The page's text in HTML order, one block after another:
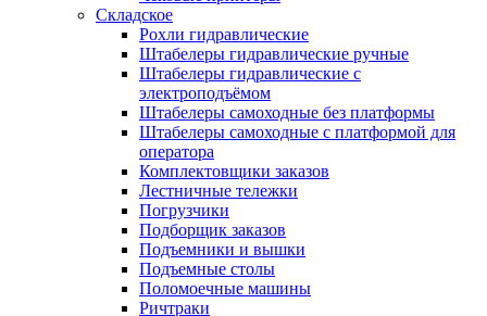
Складское
Рохли гидравлические
Штабелеры гидравлические ручные
Штабелеры гидравлические с
электроподъёмом
Штабелеры самоходные без платформы
Штабелеры самоходные с платформой для
оператора
Комплектовщики заказов
Лестничные тележки
Погрузчики
Подборщик заказов
Подъемники и вышки
Подъемные столы
Поломоечные машины
Ричтраки